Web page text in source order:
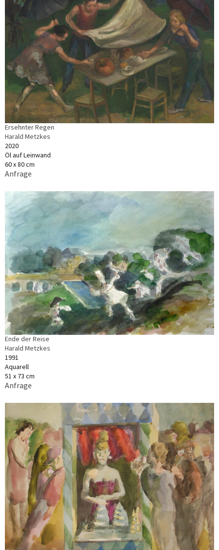
Ersehnter Regen
Harald Metzkes
2020
Öl auf Leinwand
60 x 80 cm
Anfrage
Ende der Reise
Harald Metzkes
1991
Aquarell
51 x 73 cm
Anfrage